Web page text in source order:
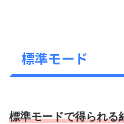
標準モード
標準モードで得られる